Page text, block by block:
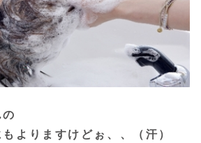
よりますけどぉ、、（汗）